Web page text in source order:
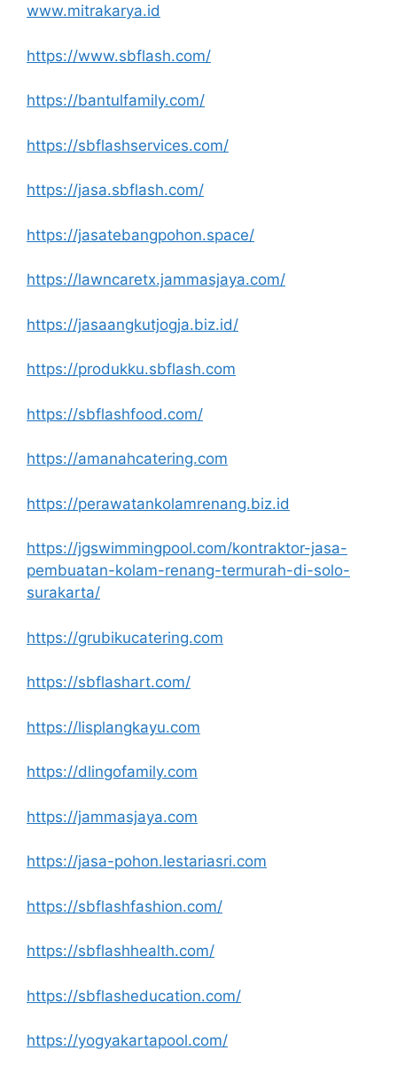
www.mitrakarya.id
https://www.sbflash.com/
https://bantulfamily.com/
https://sbflashservices.com/
https://jasa.sbflash.com/
https://jasatebangpohon.space/
https://lawncaretx.jammasjaya.com/
https://jasaangkutjogja.biz.id/
https://produkku.sbflash.com
https://sbflashfood.com/
https://amanahcatering.com
https://perawatankolamrenang.biz.id
https://jgswimmingpool.com/kontraktor-jasa-
pembuatan-kolam-renang-termurah-di-solo-
surakarta/
https://grubikucatering.com
https://sbflashart.com/
https://lisplangkayu.com
https://dlingofamily.com
https://jammasjaya.com
https://jasa-pohon.lestariasri.com
https://sbflashfashion.com/
https://sbflashhealth.com/
https://sbflasheducation.com/
https://yogyakartapool.com/